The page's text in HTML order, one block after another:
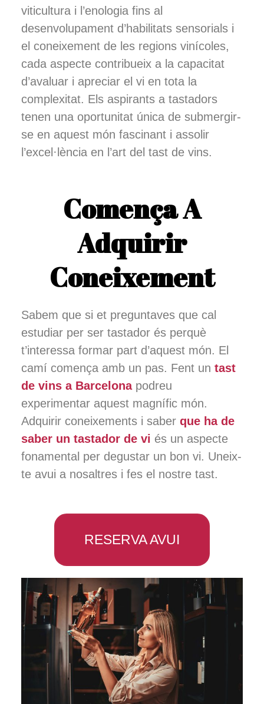
viticultura i l’enologia fins al
desenvolupament d’habilitats sensorials i
el coneixement de les regions vinícoles,
cada aspecte contribueix a la capacitat
d’avaluar i apreciar el vi en tota la
complexitat. Els aspirants a tastadors
tenen una oportunitat única de submergir-
se en aquest món fascinant i assolir
l’excel·lència en l’art del tast de vins.
Comença A
Adquirir
Coneixement
Sabem que si et preguntaves que cal
estudiar per ser tastador és perquè
t’interessa formar part d’aquest món. El
camí comença amb un pas. Fent untast
de vins a Barcelonapodreu
experimentar aquest magnífic món.
Adquirir coneixements i saberque ha de
saber un tastador de vi és un aspecte
fonamental per degustar un bon vi. Uneix-
te avui a nosaltres i fes el nostre tast.
RESERVA AVUI